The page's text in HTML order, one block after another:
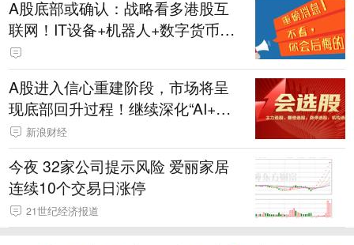
A股底部或确认：战略看多港股互
联网！IT设备+机器人+数字货币；
跨境支付+算力+AI智能体；跨境支
付+国资
A股进入信心重建阶段，市场将呈
现底部回升过程！继续深化“AI+安
全”战略；向企业数智综合服务专家
转型
新浪财经
今夜 32家公司提示风险 爱丽家居
连续10个交易日涨停
21世纪经济报道